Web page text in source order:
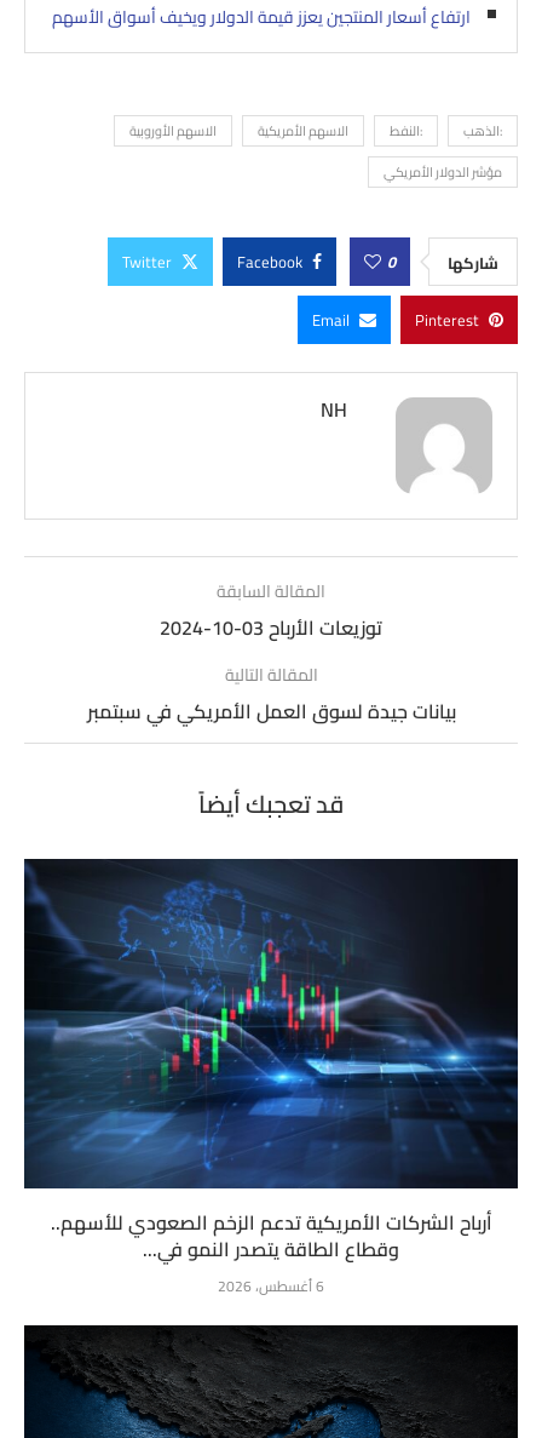
ارتفاع أسعار المنتجين يعزز قيمة الدولار ويخيف أسواق الأسهم
:الذهب :النفط الاسهم الأمريكية
الاسهم الأوروبية
مؤشر الدولار الأمريكي
شاركها 0
Facebook
Twitter
Pinterest
Email
NH
المقالة السابقة
توزيعات الأرباح 03-10-2024
المقالة التالية
بيانات جيدة لسوق العمل الأمريكي في سبتمبر
قد تعجبك أيضاً
أرباح الشركات الأمريكية تدعم الزخم الصعودي للأسهم..
وقطاع الطاقة يتصدر النمو في...
6 أغسطس، 2026